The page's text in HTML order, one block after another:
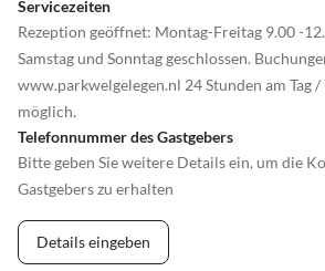
Servicezeiten
Rezeption geöffnet: Montag-Freitag 9.00 -
Samstag und Sonntag geschlossen.
www.parkwelgelegen.nl 24 Stunden am Tag /
möglich.
Telefonnummer des Gastgebers
Bitte geben Sie weitere Details ein, um die
Gastgebers zu erhalten
Details eingeben